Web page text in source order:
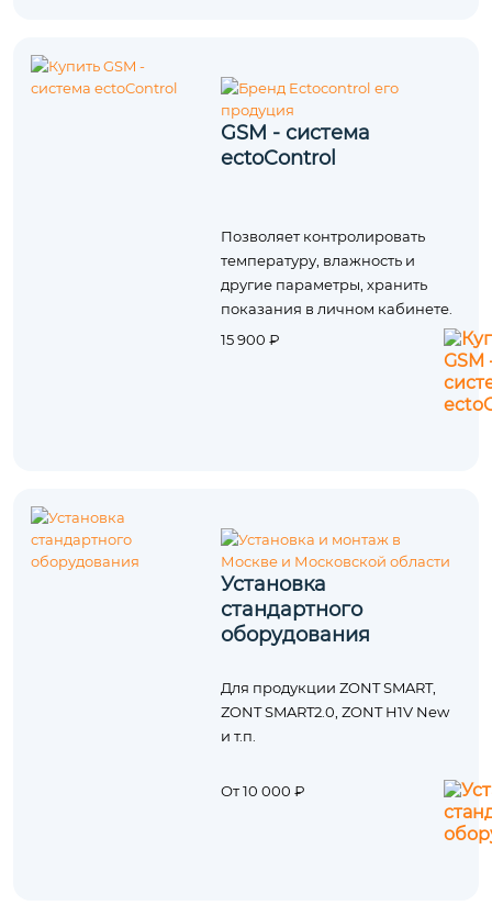
GSM - система
ectoControl
Позволяет контролировать
температуру, влажность и
другие параметры, хранить
показания в личном кабинете.
15 900 ₽
Установка
стандартного
оборудования
Для продукции ZONT SMART,
ZONT SMART2.0, ZONT H1V New
и т.п.
От 10 000 ₽